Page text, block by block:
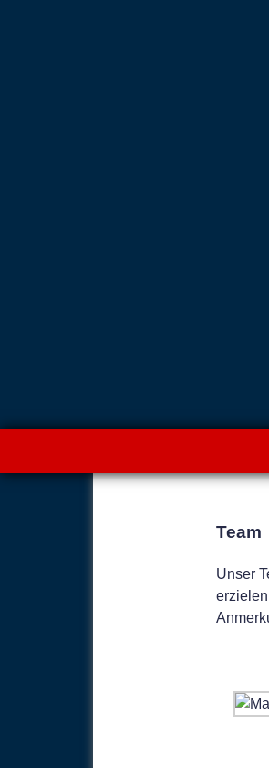
Team
Unser